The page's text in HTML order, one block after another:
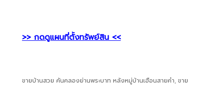
>> กดดูแผนที่ตั้งทรัพย์สิน <<
ขายบ้านสวย คันคลองย่านพระบาท หลังหมู่บ้านเฮือนสายคำ, ขาย